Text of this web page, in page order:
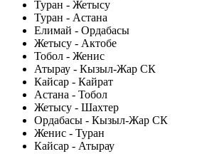
Туран - Жетысу
Туран - Астана
Елимай - Ордабасы
Жетысу - Актобе
Тобол - Женис
Атырау - Кызыл-Жар СК
Кайсар - Кайрат
Астана - Тобол
Жетысу - Шахтер
Ордабасы - Кызыл-Жар СК
Женис - Туран
Кайсар - Атырау